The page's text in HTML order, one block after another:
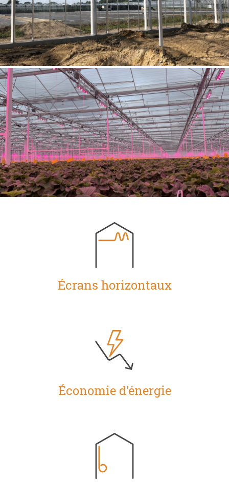
Écrans horizontaux
Économie d'énergie